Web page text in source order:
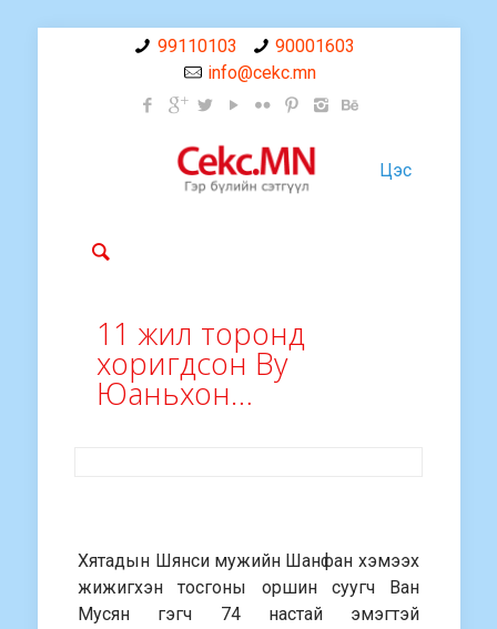
99110103
90001603
info@cekc.mn
Цэс
11 жил торонд
хоригдсон Ву
Юаньхон…
Хятадын Шянси мужийн Шанфан хэмээх
жижигхэн тосгоны оршин суугч Ван
Мусян гэгч 74 настай эмэгтэй